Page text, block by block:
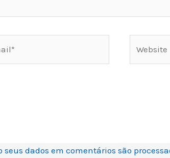
seus dados em comentários são